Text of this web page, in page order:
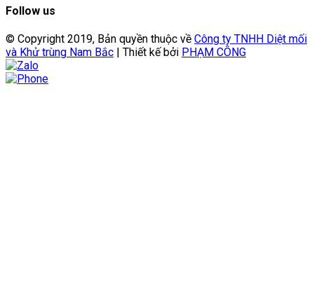
Follow us
© Copyright 2019, Bản quyền thuộc về Công ty TNHH Diệt mối
và Khử trùng Nam Bắc | Thiết kế bởi PHẠM CÔNG